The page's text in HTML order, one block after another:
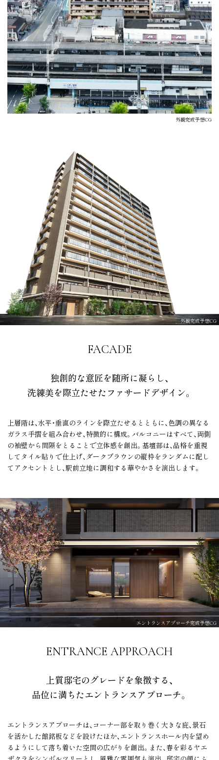
エントリー者様限定ページ
ご来場者様限定ページ
」ページを更新しました。
2026.03.26
」ページを一般公開しました。
2026.01.20
間取り」ページを更新しました。
人生をデザインしよう、
リビオと。
外観完成予想CG
外観完成予想CG
FACADE
独創的な意匠を随所に凝らし、
洗練美を際立たせたファサードデザイン。
上層階は、水平・垂直のラインを際立たせるとともに、色調の異なる
ガラス手摺を組み合わせ、特徴的に構成。バルコニーはすべて、両側
の袖壁から間隔をとることで立体感を創出。基壇部は、品格を重視
してタイル貼りで仕上げ、ダークブラウンの縦枠をランダムに配し
てアクセントとし、駅前立地に調和する華やかさを演出します。
エントランスアプローチ完成予想CG
ENTRANCE APPROACH
上質邸宅のグレードを象徴する、
品位に満ちたエントランスアプローチ。
エントランスアプローチは、コーナー部を取り巻く大きな庇、景石
を活かした館銘板などを設けたほか、エントランスホール内を望め
るようにして落ち着いた空間の広がりを創出。また、春を彩るヤエ